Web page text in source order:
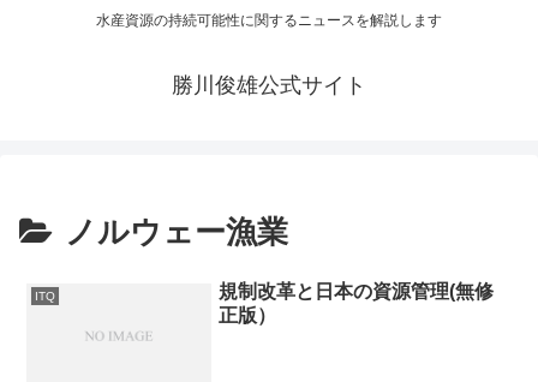
水産資源の持続可能性に関するニュースを解説します
勝川俊雄公式サイト
ノルウェー漁業
ITQ
規制改革と日本の資源管理(無修
正版）